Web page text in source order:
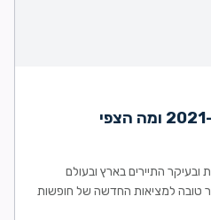
היכן טיילו הישראלים ב-2021 ומה הצפי
ובעיקר התיירים בארץ ובעולם
טובה למציאות החדשה של חופשות